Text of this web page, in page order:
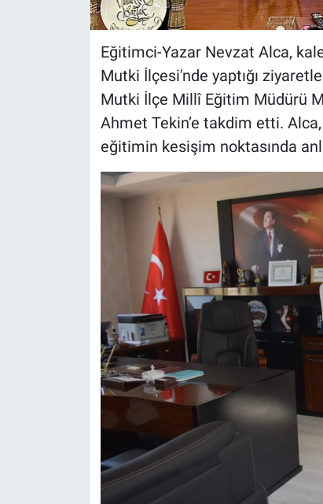
Eğitimci-Yazar Nevzat Alca,
Mutki İlçesi'nde yaptığı
Mutki İlçe Millî Eğitim Müdürü
Ahmet Tekin’e takdim etti.
eğitimin kesişim noktasında